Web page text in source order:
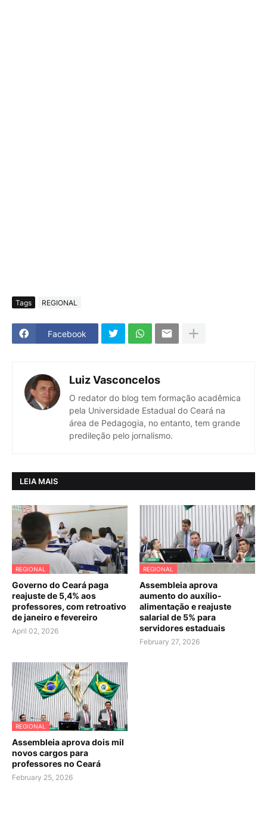
Tags REGIONAL
Facebook
Luiz Vasconcelos
O redator do blog tem formação acadêmica
pela Universidade Estadual do Ceará na
área de Pedagogia, no entanto, tem grande
predileção pelo jornalismo.
LEIA MAIS
REGIONAL
Governo do Ceará paga
reajuste de 5,4% aos
professores, com retroativo
de janeiro e fevereiro
April 02, 2026
REGIONAL
Assembleia aprova
aumento do auxílio-
alimentação e reajuste
salarial de 5% para
servidores estaduais
February 27, 2026
REGIONAL
Assembleia aprova dois mil
novos cargos para
professores no Ceará
February 25, 2026